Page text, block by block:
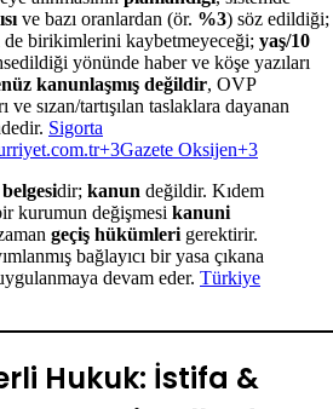
ve bazı oranlardan (ör. %3) söz edildiği;
de birikimlerini kaybetmeyeceği; yaş/10
yönünde haber ve köşe yazıları
kanunlaşmış değildir, OVP
sızan/tartışılan taslaklara dayanan
Sigorta
Oksijen+3
dir; kanun değildir. Kıdem
kurumun değişmesi kanuni
geçiş hükümleri gerektirir.
bağlayıcı bir yasa çıkana
devam eder. Türkiye
Hukuk: İstifa &